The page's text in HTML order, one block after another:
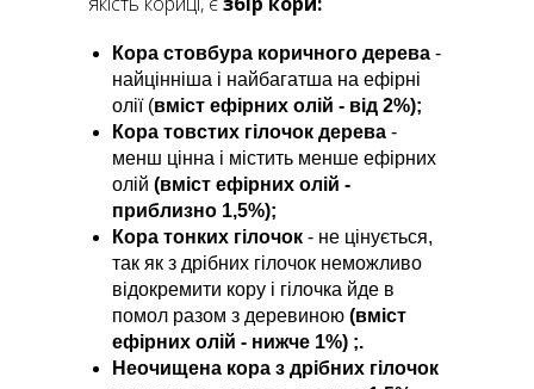
Кора стовбура коричного дерева -
найцінніша і найбагатша на ефірні
олії (вміст ефірних олій - від 2%);
Кора товстих гілочок дерева -
менш цінна і містить менше ефірних
олій (вміст ефірних олій -
приблизно 1,5%);
Кора тонких гілочок - не цінується,
так як з дрібних гілочок неможливо
відокремити кору і гілочка йде в
помол разом з деревиною (вміст
ефірних олій - нижче 1%) ;.
Неочищена кора з дрібних гілочок